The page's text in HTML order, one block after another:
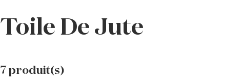
Toile De Jute
7 produit(s)